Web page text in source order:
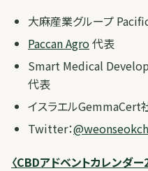
大麻産業グループ
Paccan Agro代表
Smart Medical
代表
イスラエルGemmaCert
Twitter：
〈CBDアドベントカレンダ